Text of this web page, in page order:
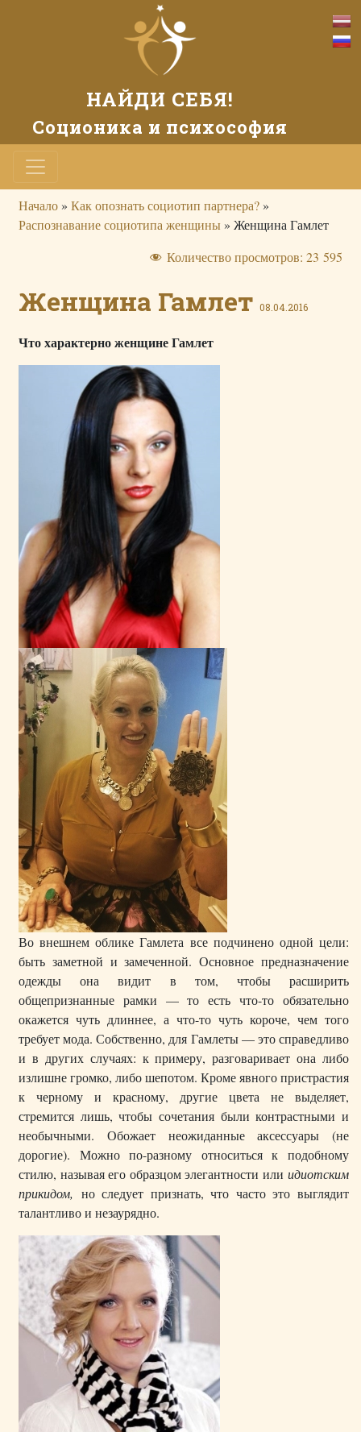
НАЙДИ СЕБЯ!
Соционика и психософия
Начало» Как опознать социотип партнера?»
Распознавание социотипа женщины» Женщина Гамлет
Количество просмотров: 23 595
Женщина Гамлет 08.04.2016
Что характерно женщине Гамлет
Во внешнем облике Гамлета все подчинено одной цели:
быть заметной и замеченной. Основное предназначение
одежды она видит в том, чтобы расширить
общепризнанные рамки — то есть что-то обязательно
окажется чуть длиннее, а что-то чуть короче, чем того
требует мода. Собственно, для Гамлеты — это справедливо
и в других случаях: к примеру, разговаривает она либо
излишне громко, либо шепотом. Кроме явного пристрастия
к черному и красному, другие цвета не выделяет,
стремится лишь, чтобы сочетания были контрастными и
необычными. Обожает неожиданные аксессуары (не
дорогие). Можно по-разному относиться к подобному
стилю, называя его образцом элегантности или идиотским
прикидом, но следует признать, что часто это выглядит
талантливо и незаурядно.